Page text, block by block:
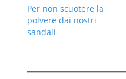
Per non scuotere la
polvere dai nostri
sandali